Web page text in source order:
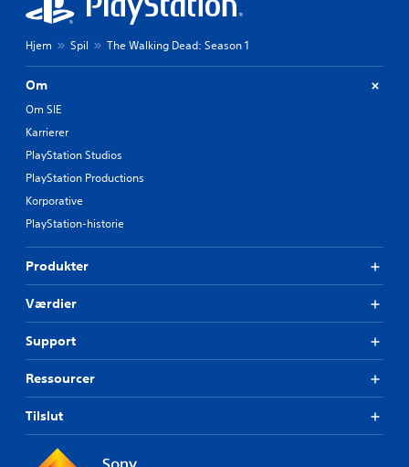
Hjem Spil The Walking Dead: Season 1
Om
Om SIE
Karrierer
PlayStation Studios
PlayStation Productions
Korporative
PlayStation-historie
Produkter
Værdier
Support
Ressourcer
Tilslut